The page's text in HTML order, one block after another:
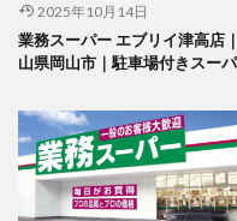
2025年10月14日
業務スーパー エブリイ津高店
山県岡山市｜駐車場付きスー